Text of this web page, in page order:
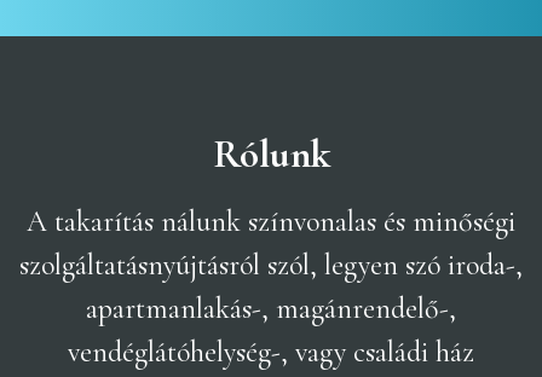
Rólunk
A takarítás nálunk színvonalas és minőségi
szolgáltatásnyújtásról szól, legyen szó iroda-,
apartmanlakás-, magánrendelő-,
vendéglátóhelység-, vagy családi ház